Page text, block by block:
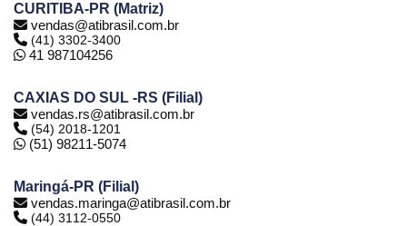
CURITIBA-PR (Matriz)
vendas@atibrasil.com.br
(41) 3302-3400
41 987104256
CAXIAS DO SUL -RS (Filial)
vendas.rs@atibrasil.com.br
(54) 2018-1201
(51) 98211-5074
Maringá-PR (Filial)
vendas.maringa@atibrasil.com.br
(44) 3112-0550